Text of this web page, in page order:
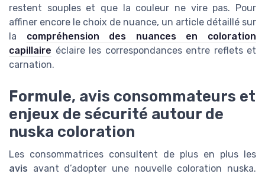
restent souples et que la couleur ne vire pas. Pour
affiner encore le choix de nuance, un article détaillé sur
la compréhension des nuances en coloration
capillaire éclaire les correspondances entre reflets et
carnation.
Formule, avis consommateurs et
enjeux de sécurité autour de
nuska coloration
Les consommatrices consultent de plus en plus les
avis avant d’adopter une nouvelle coloration nuska.